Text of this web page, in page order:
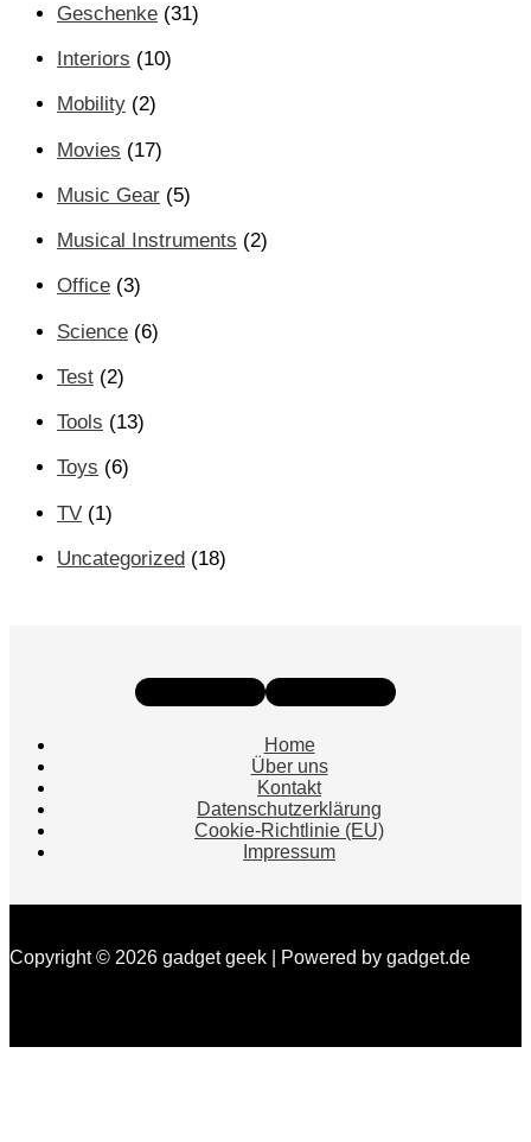
Geschenke (31)
Interiors (10)
Mobility (2)
Movies (17)
Music Gear (5)
Musical Instruments (2)
Office (3)
Science (6)
Test (2)
Tools (13)
Toys (6)
TV (1)
Uncategorized (18)
Home
Über uns
Kontakt
Datenschutzerklärung
Cookie-Richtlinie (EU)
Impressum
Copyright © 2026 gadget geek | Powered by gadget.de